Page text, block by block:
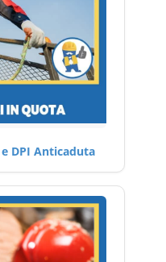
DPI Anticaduta